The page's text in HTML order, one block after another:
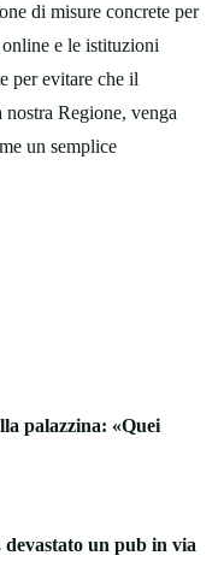
di misure concrete per
e le istituzioni
per evitare che il
Regione, venga
un semplice
palazzina: «Quei
un pub in via